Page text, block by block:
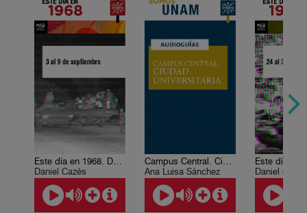
Este día en 1968. Del 3 al 9 de septiembre
Daniel Cazés
Campus Central. Ciudad Universitaria
Ana Luisa Sánchez
Daniel Cazés